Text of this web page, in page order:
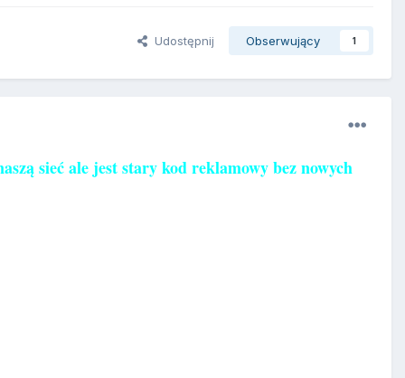
Udostępnij Obserwujący 1
sieć ale jest stary kod reklamowy bez nowych